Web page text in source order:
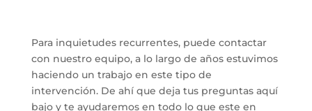
Para inquietudes recurrentes, puede contactar
con nuestro equipo, a lo largo de años estuvimos
haciendo un trabajo en este tipo de
intervención. De ahí que deja tus preguntas aquí
bajo y te ayudaremos en todo lo que este en